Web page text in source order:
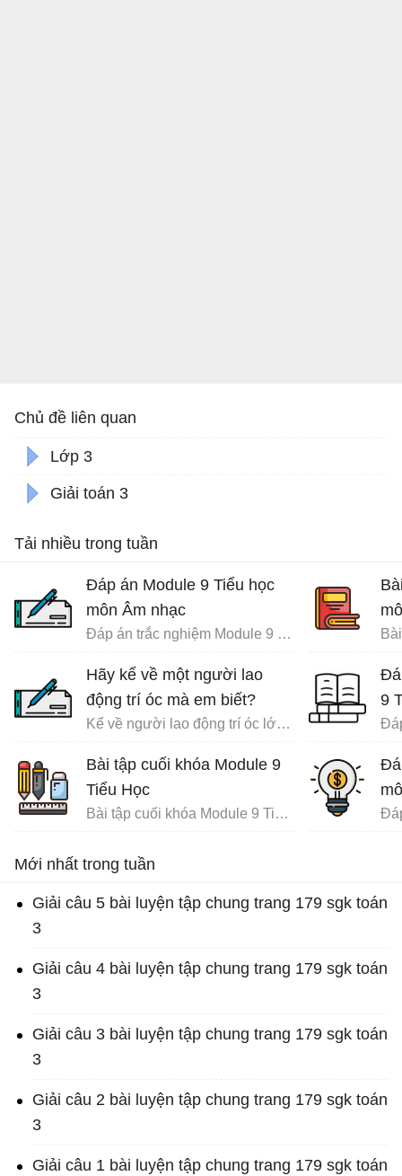
Chủ đề liên quan
Lớp 3
Giải toán 3
Tải nhiều trong tuần
Đáp án Module 9 Tiểu học
môn Âm nhạc
Đáp án trắc nghiệm Module 9 Tiểu học
Hãy kể về một người lao
động trí óc mà em biết?
Kể về người lao động trí óc lớp 3
Bài tập cuối khóa Module 9
Tiểu Học
Bài tập cuối khóa Module 9 Tiểu Học đầy đủ
9
Mới nhất trong tuần
Giải câu 5 bài luyện tập chung trang 179 sgk toán
3
Giải câu 4 bài luyện tập chung trang 179 sgk toán
3
Giải câu 3 bài luyện tập chung trang 179 sgk toán
3
Giải câu 2 bài luyện tập chung trang 179 sgk toán
3
Giải câu 1 bài luyện tập chung trang 179 sgk toán